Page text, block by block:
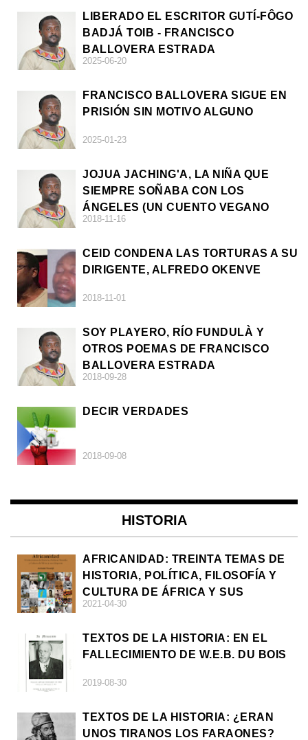
LIBERADO EL ESCRITOR GUTÍ-FÔGO
BADJÁ TOIB - FRANCISCO
BALLOVERA ESTRADA
2025-06-20
FRANCISCO BALLOVERA SIGUE EN
PRISIÓN SIN MOTIVO ALGUNO
2025-01-23
JOJUA JACHING'A, LA NIÑA QUE
SIEMPRE SOÑABA CON LOS
ÁNGELES (UN CUENTO VEGANO
AFRICANO)
2018-11-16
CEID CONDENA LAS TORTURAS A SU
DIRIGENTE, ALFREDO OKENVE
2018-11-01
SOY PLAYERO, RÍO FUNDULÀ Y
OTROS POEMAS DE FRANCISCO
BALLOVERA ESTRADA
2018-09-28
DECIR VERDADES
2018-09-08
HISTORIA
AFRICANIDAD: TREINTA TEMAS DE
HISTORIA, POLÍTICA, FILOSOFÍA Y
CULTURA DE ÁFRICA Y SUS
DIÁSPORAS
2021-04-30
TEXTOS DE LA HISTORIA: EN EL
FALLECIMIENTO DE W.E.B. DU BOIS
2019-08-30
TEXTOS DE LA HISTORIA: ¿ERAN
UNOS TIRANOS LOS FARAONES?